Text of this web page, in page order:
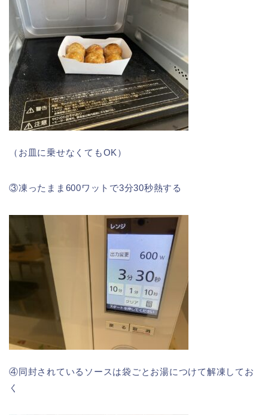
（お皿に乗せなくてもOK）
③凍ったまま600ワットで3分30秒熱する
④同封されているソースは袋ごとお湯につけて解凍してお
く